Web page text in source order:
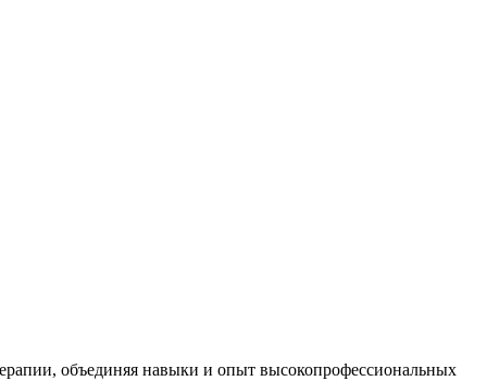
объединяя навыки и опыт высокопрофессиональных